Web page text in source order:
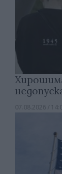
07.08.2026 /